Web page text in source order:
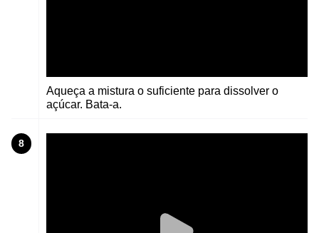
Aqueça a mistura o suficiente para dissolver o
açúcar. Bata-a.
8